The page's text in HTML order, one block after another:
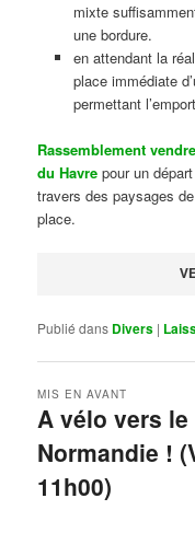
mixte
une bordure.
en attendant la
place immédiate
permettant
Rassemblement
du Havre pour un
travers des paysages
place.
Publié dans Divers |
A vélo vers le
Normandie !
11h00)
MIS EN AVANT